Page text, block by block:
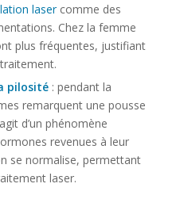
lasercomme des
Chez la femme
plus fréquentes, justifiant
pilosité : pendant la
remarquent une pousse
d’un phénomène
revenues à leur
se normalise, permettant
laser.